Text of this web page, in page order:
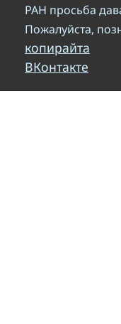
РАН просьба
Пожалуйста,
копирайта
ВКонтакте